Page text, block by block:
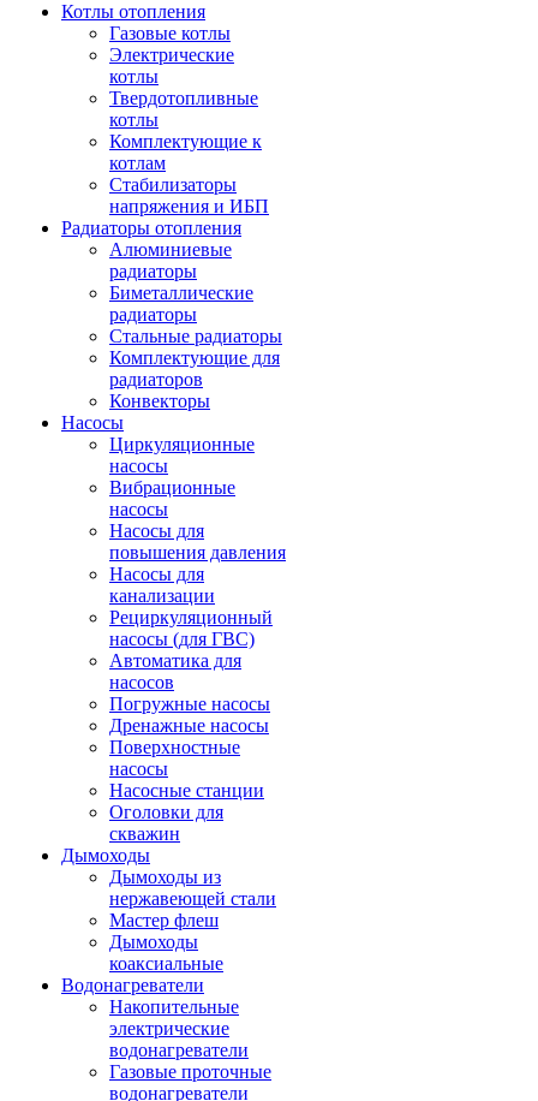
Котлы отопления
Газовые котлы
Электрические
котлы
Твердотопливные
котлы
Комплектующие к
котлам
Стабилизаторы
напряжения и ИБП
Радиаторы отопления
Алюминиевые
радиаторы
Биметаллические
радиаторы
Стальные радиаторы
Комплектующие для
радиаторов
Конвекторы
Насосы
Циркуляционные
насосы
Вибрационные
насосы
Насосы для
повышения давления
Насосы для
канализации
Рециркуляционный
насосы (для ГВС)
Автоматика для
насосов
Погружные насосы
Дренажные насосы
Поверхностные
насосы
Насосные станции
Оголовки для
скважин
Дымоходы
Дымоходы из
нержавеющей стали
Мастер флеш
Дымоходы
коаксиальные
Водонагреватели
Накопительные
электрические
водонагреватели
Газовые проточные
водонагреватели